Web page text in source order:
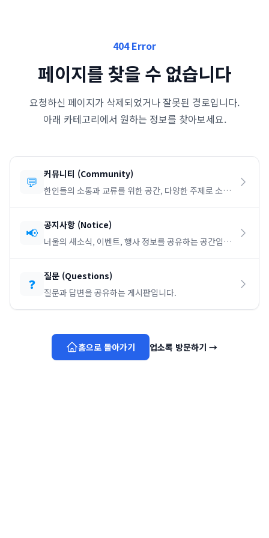
404 Error
페이지를 찾을 수 없습니다
요청하신 페이지가 삭제되었거나 잘못된 경로입니다.
아래 카테고리에서 원하는 정보를 찾아보세요.
💬 커뮤니티 (Community)
한인들의 소통과 교류를 위한 공간, 다양한 주제로 소통
📢 공지사항 (Notice)
너울의 새소식, 이벤트, 행사 정보를 공유하는 공간입니
❓ 질문 (Questions)
질문과 답변을 공유하는 게시판입니다.
홈으로 돌아가기 업소록 방문하기 →